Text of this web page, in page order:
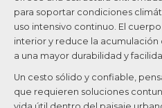
para soportar condiciones
uso intensivo continuo. El
interior y reduce la
a una mayor durabilidad y
Un cesto sólido y confiable,
que requieren soluciones